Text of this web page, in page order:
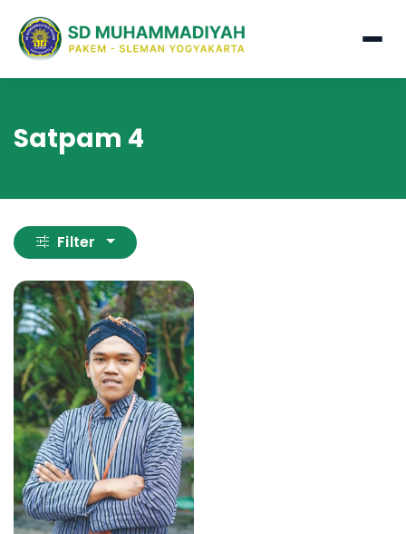
Satpam 4
Filter